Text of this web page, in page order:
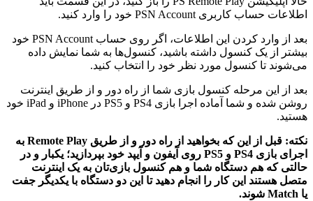
اطلاعات حساب کاربری PSN Account خود را وارد کنید.
بعد از وارد کردن این اطلاعات، اگر روی حساب PSN Account خود
بیشتر از یک کنسول داشته باشید، کنسول‌ها به شما نمایش داده
می‌شوند تا کنسول مورد نظر خود را انتخاب کنید.
بعد از این مرحله کنسول بازی شما از راه دور و از طریق اینترنت
روشن شده و شما آماده اجرا بازی PS4 و PS5 در iPhone و iPad خود
هستید.
نکته: قبل از این که بخواهید از راه دور و از طریق Remote Play به
اجرای بازی PS4 و PS5 روی آیفون و آیپد خود بپردازید؛ یکبار و در
حالتی که هم دستگاه شما و هم کنسول بازی‌تان به یک اینترنت
متصل هستند این کار را انجام دهید تا این دو دستگاه با یکدیگر جفت
یا Match شوند.